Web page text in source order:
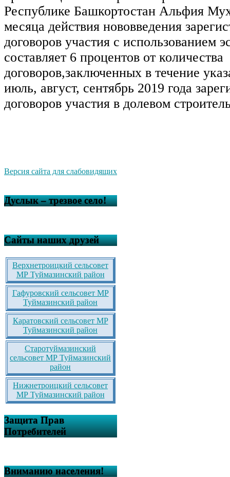
Республике Башкортостан Альфия
месяца действия нововведения
договоров участия с использованием
составляет 6 процентов от количества
договоров,заключенных в течение
июль, август, сентябрь 2019 года
договоров участия в долевом
Версия сайта для слабовидящих
Дуслык – трезвое село!
Сайты наших друзей
Верхнетроицкий сельсовет
МР Туймазинский район
Гафуровский сельсовет МР
Туймазинский район
Каратовский сельсовет МР
Туймазинский район
Старотуймазинский
сельсовет МР Туймазинский
район
Нижнетроицкий сельсовет
МР Туймазинский район
Защита Прав
Потребителей
Вниманию населения!